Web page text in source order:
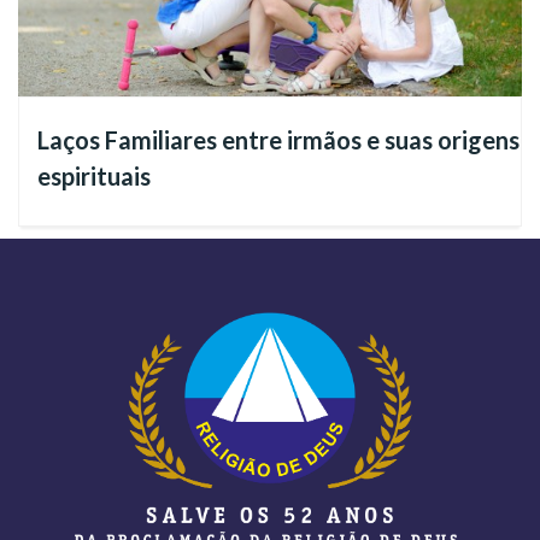
Jesus também ensinou que“Deus é Espírito”(Evangelho,
segundo João, 4:24). Daí a Religião do Terceiro Milênio
Deus (conforme está escrito no Livro de Gênesis, 1:27), em
Espírito. Esta é a nossa identidade original.
Ao apresentar sobre a Vida Eterna é necessário destacar que,
durante o período do luto, é natural sentirmos vontade de
estar novamente com aquela pessoa que amamos,
especialmente se não conseguirmos vê-la em sonho.
No entanto, reiteramos que o suicídio nunca deve ser uma
Laços Familiares entre irmãos e suas origens
espirituais